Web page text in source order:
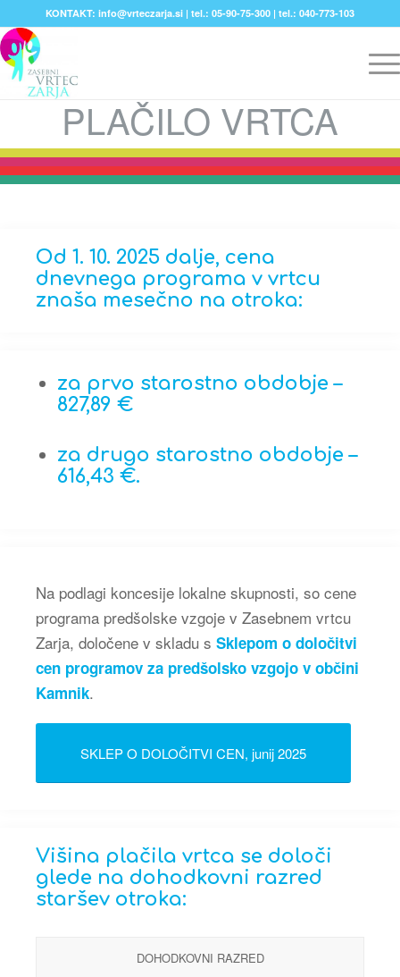
KONTAKT: info@vrteczarja.si | tel.: 05-90-75-300 | tel.: 040-773-103
PLAČILO VRTCA
Od 1. 10. 2025 dalje, cena
dnevnega programa v vrtcu
znaša mesečno na otroka:
za prvo starostno obdobje –
827,89 €
za drugo starostno obdobje –
616,43 €.
Na podlagi koncesije lokalne skupnosti, so cene
programa predšolske vzgoje v Zasebnem vrtcu
Zarja, določene v skladu s Sklepom o določitvi
cen programov za predšolsko vzgojo v občini
Kamnik.
SKLEP O DOLOČITVI CEN, junij 2025
Višina plačila vrtca se določi
glede na dohodkovni razred
staršev otroka:
DOHODKOVNI RAZRED